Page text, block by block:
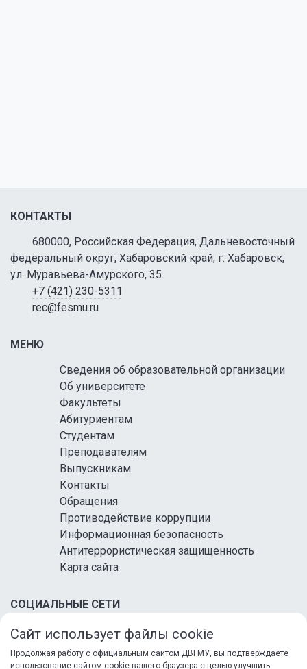
КОНТАКТЫ
680000, Российская Федерация, Дальневосточный
федеральный округ, Хабаровский край, г. Хабаровск,
ул. Муравьева-Амурского, 35.
+7 (421) 230-5311
rec@fesmu.ru
МЕНЮ
Сведения об образовательной организации
Об университете
Факультеты
Абитуриентам
Студентам
Преподавателям
Выпускникам
Контакты
Обращения
Противодействие коррупции
Информационная безопасность
Антитеррористическая защищенность
Карта сайта
СОЦИАЛЬНЫЕ СЕТИ
Сайт использует файлы cookie
Продолжая работу с официальным сайтом ДВГМУ, вы подтверждаете
использование сайтом cookie вашего браузера с целью улучшить